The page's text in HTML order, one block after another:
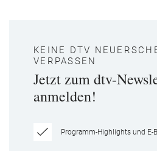
KEINE DTV
VERPASSEN
Jetzt zum dtv-
anmelden!
Programm-Highlights und E-